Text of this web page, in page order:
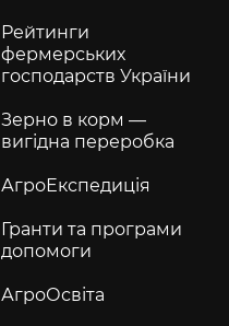
Рейтинги
фермерських
господарств України
Зерно в корм —
вигідна переробка
АгроЕкспедиція
Гранти та програми
допомоги
АгроОсвіта